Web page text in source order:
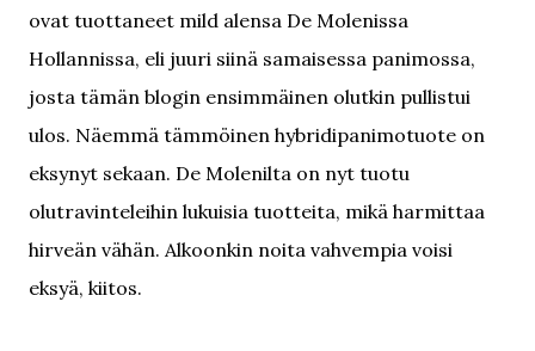
ovat tuottaneet mild alensa De Molenissa
Hollannissa, eli juuri siinä samaisessa panimossa,
josta tämän blogin ensimmäinen olutkin pullistui
ulos. Näemmä tämmöinen hybridipanimotuote on
eksynyt sekaan. De Molenilta on nyt tuotu
olutravinteleihin lukuisia tuotteita, mikä harmittaa
hirveän vähän. Alkoonkin noita vahvempia voisi
eksyä, kiitos.